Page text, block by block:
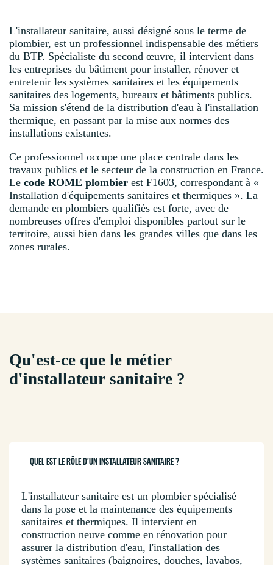
L'installateur sanitaire, aussi désigné sous le terme de
plombier, est un professionnel indispensable des métiers
du BTP. Spécialiste du second œuvre, il intervient dans
les entreprises du bâtiment pour installer, rénover et
entretenir les systèmes sanitaires et les équipements
sanitaires des logements, bureaux et bâtiments publics.
Sa mission s'étend de la distribution d'eau à l'installation
thermique, en passant par la mise aux normes des
installations existantes.
Ce professionnel occupe une place centrale dans les
travaux publics et le secteur de la construction en France.
Le code ROME plombier est F1603, correspondant à «
Installation d'équipements sanitaires et thermiques ». La
demande en plombiers qualifiés est forte, avec de
nombreuses offres d'emploi disponibles partout sur le
territoire, aussi bien dans les grandes villes que dans les
zones rurales.
Qu'est-ce que le métier
d'installateur sanitaire ?
QUEL EST LE RÔLE D'UN INSTALLATEUR SANITAIRE ?
L'installateur sanitaire est un plombier spécialisé
dans la pose et la maintenance des équipements
sanitaires et thermiques. Il intervient en
construction neuve comme en rénovation pour
assurer la distribution d'eau, l'installation des
systèmes sanitaires (baignoires, douches, lavabos,